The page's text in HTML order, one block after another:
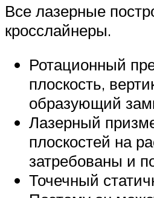
Все лазерные
кросслайнеры.
Ротационный
плоскость,
образующий
Лазерный
плоскостей на
затребованы и
Точечный